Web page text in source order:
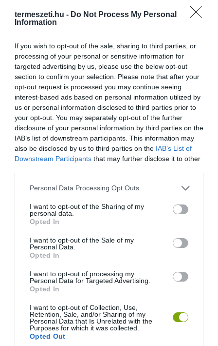
termeszeti.hu - Do Not Process My Personal
Information
If you wish to opt-out of the sale, sharing to third parties, or
processing of your personal or sensitive information for
targeted advertising by us, please use the below opt-out
section to confirm your selection. Please note that after your
opt-out request is processed you may continue seeing
interest-based ads based on personal information utilized by
us or personal information disclosed to third parties prior to
your opt-out. You may separately opt-out of the further
disclosure of your personal information by third parties on the
IAB’s list of downstream participants. This information may
also be disclosed by us to third parties on the IAB’s List of
Downstream Participants that may further disclose it to other
Please note that this website/app uses one or more Google
not limited to your visit or usage behaviour. You may click to
grant or deny consent to Google and its third-party tags to
use your data for below specified purposes in below Google
consent section.
Personal Data Processing Opt Outs
I want to opt-out of the Sharing of my
personal data.
Opted In
I want to opt-out of the Sale of my
Personal Data.
Opted In
I want to opt-out of processing my
Personal Data for Targeted Advertising.
Opted In
I want to opt-out of Collection, Use,
Retention, Sale, and/or Sharing of my
Personal Data that Is Unrelated with the
Purposes for which it was collected.
Opted Out
Svájc – Olaszország
Németország – Ausztria